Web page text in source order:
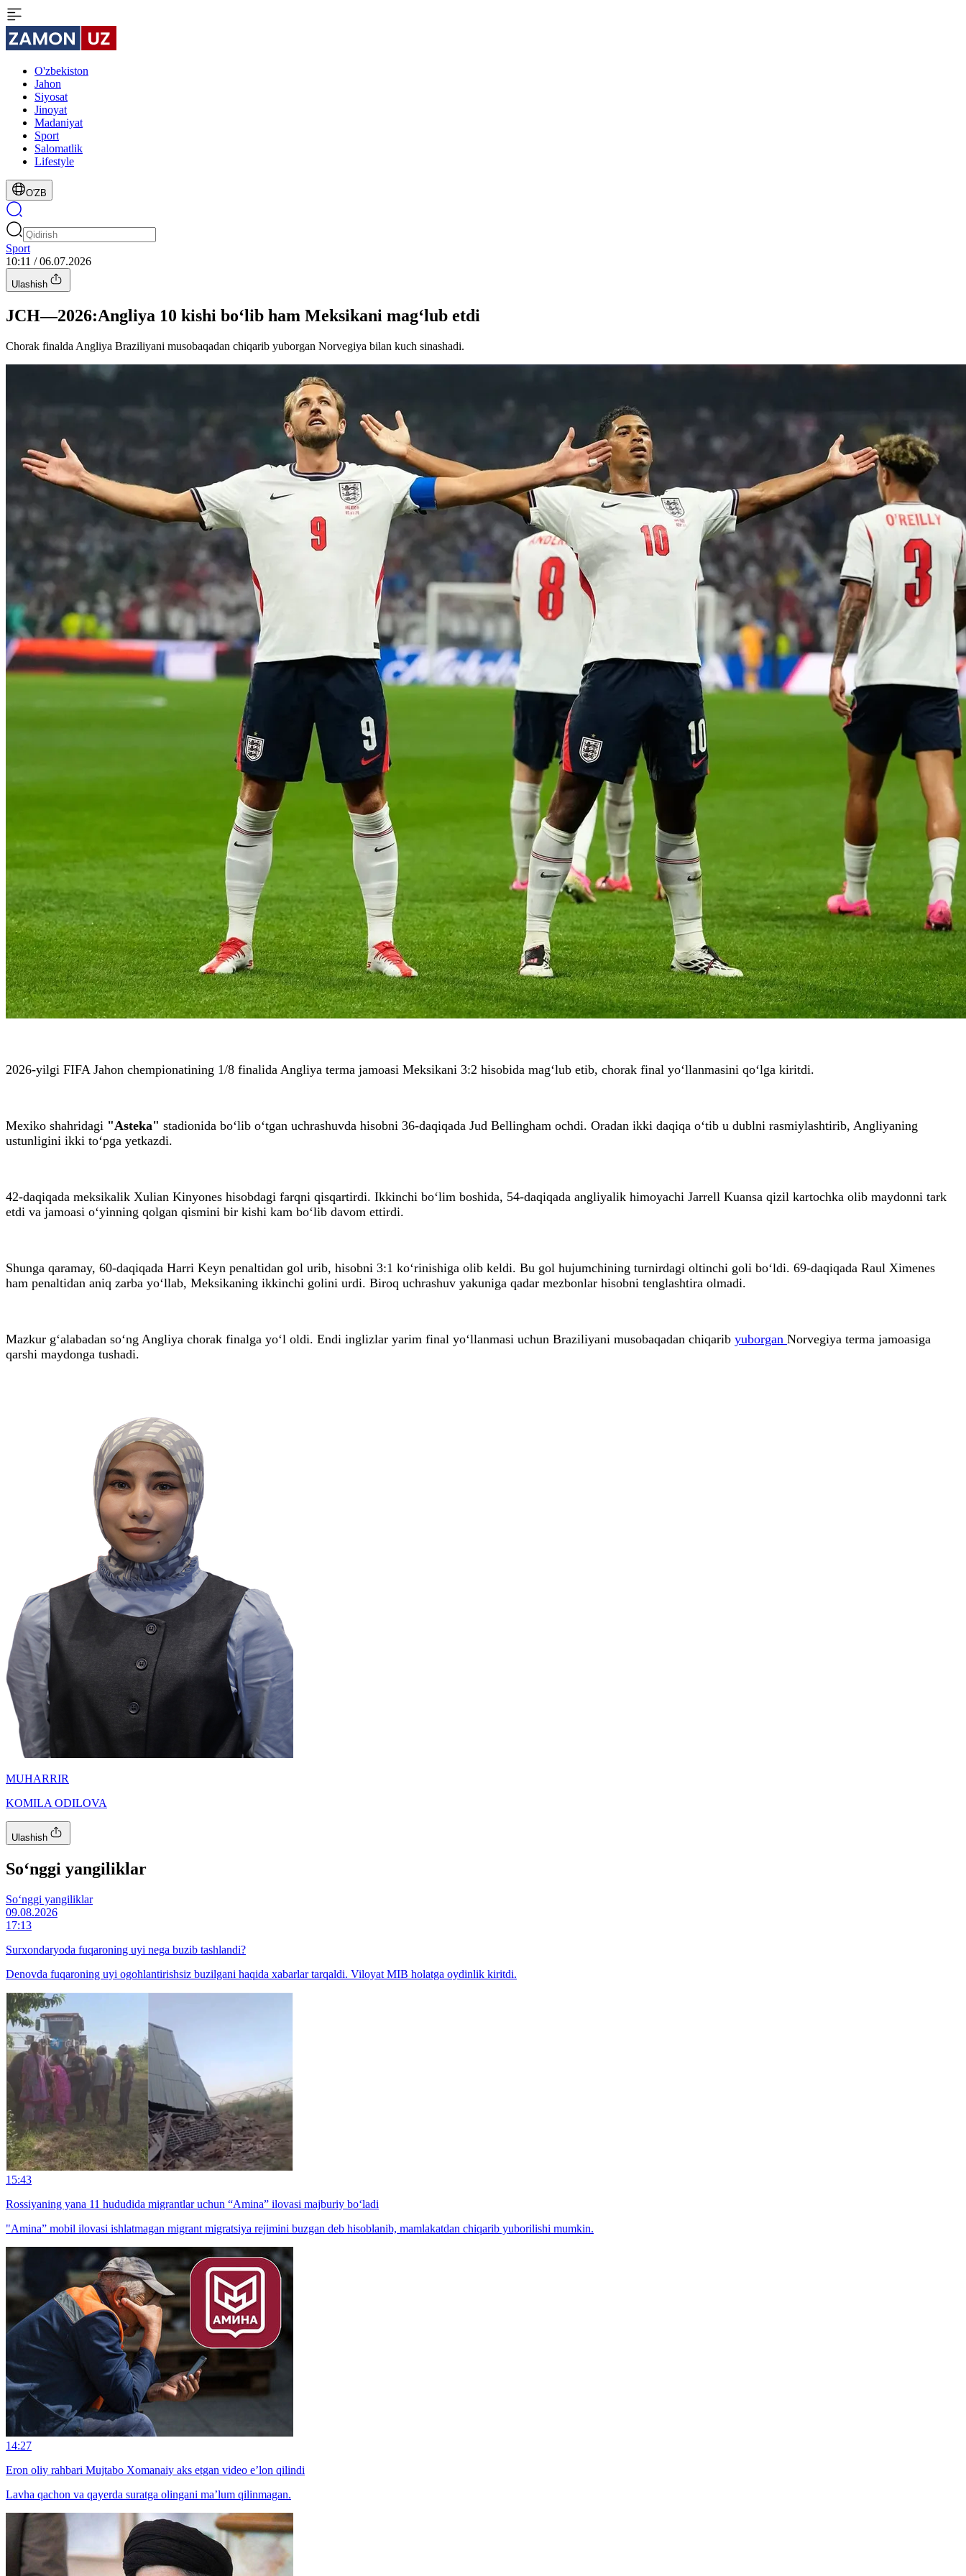
O'zbekiston
Jahon
Siyosat
Jinoyat
Madaniyat
Sport
Salomatlik
Lifestyle
O'ZB
Sport
10:11 / 06.07.2026
Ulashish
JCH—2026:Angliya 10 kishi bo‘lib ham Meksikani mag‘lub etdi
Chorak finalda Angliya Braziliyani musobaqadan chiqarib yuborgan Norvegiya bilan kuch sinashadi.
2026-yilgi FIFA Jahon chempionatining 1/8 finalida Angliya terma jamoasi Meksikani 3:2 hisobida mag‘lub etib, chorak final yo‘llanmasini qo‘lga kiritdi.
Mexiko shahridagi "Asteka" stadionida bo‘lib o‘tgan uchrashuvda hisobni 36-daqiqada Jud Bellingham ochdi. Oradan ikki daqiqa o‘tib u dublni rasmiylashtirib, Angliyaning
ustunligini ikki to‘pga yetkazdi.
42-daqiqada meksikalik Xulian Kinyones hisobdagi farqni qisqartirdi. Ikkinchi bo‘lim boshida, 54-daqiqada angliyalik himoyachi Jarrell Kuansa qizil kartochka olib maydonni tark
etdi va jamoasi o‘yinning qolgan qismini bir kishi kam bo‘lib davom ettirdi.
Shunga qaramay, 60-daqiqada Harri Keyn penaltidan gol urib, hisobni 3:1 ko‘rinishiga olib keldi. Bu gol hujumchining turnirdagi oltinchi goli bo‘ldi. 69-daqiqada Raul Ximenes
ham penaltidan aniq zarba yo‘llab, Meksikaning ikkinchi golini urdi. Biroq uchrashuv yakuniga qadar mezbonlar hisobni tenglashtira olmadi.
Mazkur g‘alabadan so‘ng Angliya chorak finalga yo‘l oldi. Endi inglizlar yarim final yo‘llanmasi uchun Braziliyani musobaqadan chiqarib yuborgan Norvegiya terma jamoasiga
qarshi maydonga tushadi.
MUHARRIR
KOMILA ODILOVA
Ulashish
So‘nggi yangiliklar
So‘nggi yangiliklar
09.08.2026
17:13
Surxondaryoda fuqaroning uyi nega buzib tashlandi?
Denovda fuqaroning uyi ogohlantirishsiz buzilgani haqida xabarlar tarqaldi. Viloyat MIB holatga oydinlik kiritdi.
15:43
Rossiyaning yana 11 hududida migrantlar uchun “Amina” ilovasi majburiy bo‘ladi
"Amina” mobil ilovasi ishlatmagan migrant migratsiya rejimini buzgan deb hisoblanib, mamlakatdan chiqarib yuborilishi mumkin.
14:27
Eron oliy rahbari Mujtabo Xomanaiy aks etgan video e’lon qilindi
Lavha qachon va qayerda suratga olingani ma’lum qilinmagan.